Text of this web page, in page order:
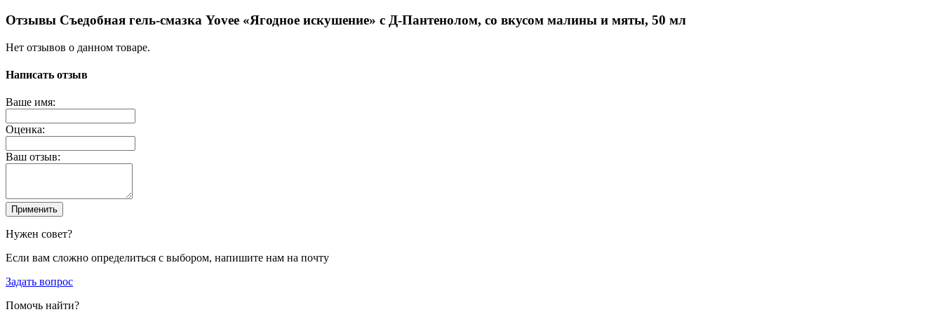
Отзывы Съедобная гель-смазка Yovee «Ягодное искушение» с Д-Пантенолом, со вкусом малины и мяты, 50 мл
Нет отзывов о данном товаре.
Написать отзыв
Ваше имя:
Оценка:
Ваш отзыв:
Применить
Нужен совет?
Если вам сложно определиться с выбором, напишите нам на почту
Задать вопрос
Помочь найти?